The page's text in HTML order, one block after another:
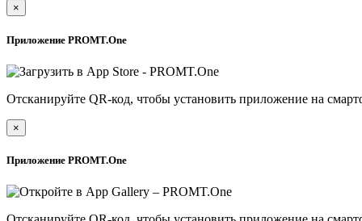
×
Приложение PROMT.One
Отсканируйте QR-код, чтобы установить приложение на
×
Приложение PROMT.One